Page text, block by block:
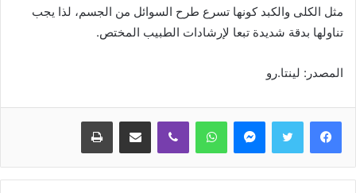
مثل الكلى والكبد كونها تسرع طرح السوائل من الجسم، لذا يجب
تناولها بدقة شديدة تبعا لإرشادات الطبيب المختص.
المصدر: لينتا.رو
ماسنجر واتساب ڤايبر مشاركة عبر البريد طباعة